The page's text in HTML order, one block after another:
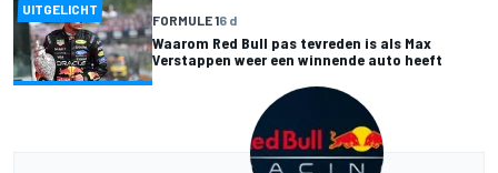
UITGELICHT
FORMULE 16 d
Waarom Red Bull pas tevreden is als Max
Verstappen weer een winnende auto heeft